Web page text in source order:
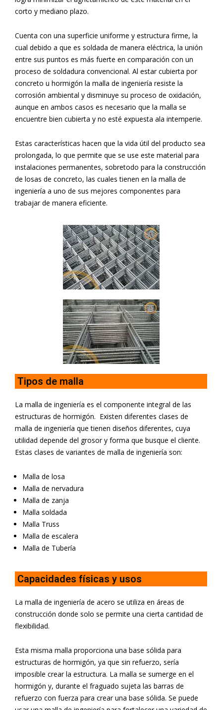
corto y mediano plazo.
Cuenta con una superficie uniforme y estructura firme, la
cual debido a que es soldada de manera eléctrica, la unión
entre sus puntos es más fuerte en comparación con un
proceso de soldadura convencional. Al estar cubierta por
concreto u hormigón la malla de ingeniería resiste la
corrosión ambiental y disminuye su proceso de oxidación,
aunque en ambos casos es necesario que la malla se
encuentre bien cubierta y no esté expuesta ala intemperie.
Estas características hacen que la vida útil del producto sea
prolongada, lo que permite que se use este material para
instalaciones permanentes, sobretodo para la construcción
de losas de concreto, las cuales tienen en la malla de
ingeniería a uno de sus mejores componentes para
trabajar de manera eficiente.
Tipos de malla
La malla de ingeniería es el componente integral de las
estructuras de hormigón. Existen diferentes clases de
malla de ingeniería que tienen diseños diferentes, cuya
utilidad depende del grosor y forma que busque el cliente.
Estas clases de variantes de malla de ingeniería son:
Malla de losa
Malla de nervadura
Malla de zanja
Malla soldada
Malla Truss
Malla de escalera
Malla de Tubería
Capacidades físicas y usos
La malla de ingeniería de acero se utiliza en áreas de
construcción donde solo se permite una cierta cantidad de
flexibilidad.
Esta misma malla proporciona una base sólida para
estructuras de hormigón, ya que sin refuerzo, sería
imposible crear la estructura. La malla se sumerge en el
hormigón y, durante el fraguado sujeta las barras de
refuerzo con fuerza para crear una base sólida. Se puede